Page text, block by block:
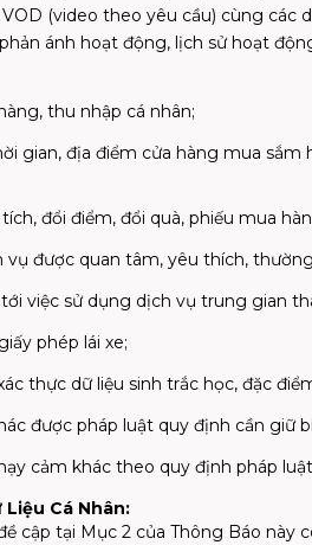
(video theo yêu cầu) cùng các
ánh hoạt động, lịch sử hoạt
thu nhập cá nhân;
gian, địa điểm cửa hàng mua
đổi điểm, đổi quà, phiếu mua
vụ được quan tâm, yêu thích,
việc sử dụng dịch vụ trung gian
phép lái xe;
thực dữ liệu sinh trắc học, đặc
được pháp luật quy định cần giữ
cảm khác theo quy định pháp
Liệu Cá Nhân:
cập tại Mục 2 của Thông Báo này